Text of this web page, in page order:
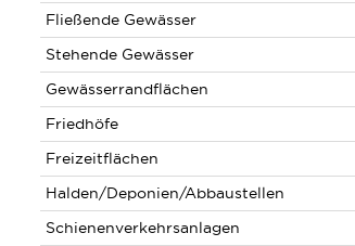
Fließende Gewässer
Stehende Gewässer
Gewässerrandflächen
Friedhöfe
Freizeitflächen
Halden/Deponien/Abbaustellen
Schienenverkehrsanlagen